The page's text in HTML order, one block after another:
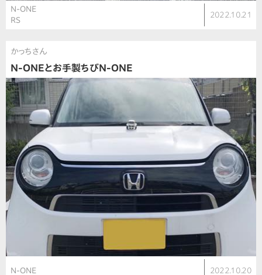
N-ONE
RS
2022.10.21
かっちさん
N-ONEとお手製ちびN-ONE
N-ONE 2022.10.20